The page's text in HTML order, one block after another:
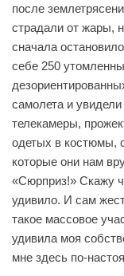
после
страдали от жары,
сначала
себе 250
самолета и
телекамеры,
одетых в костюмы,
которые они нам
«Сюрприз!» Скажу
удивило. И сам
такое массовое
удивила моя
мне здесь по-